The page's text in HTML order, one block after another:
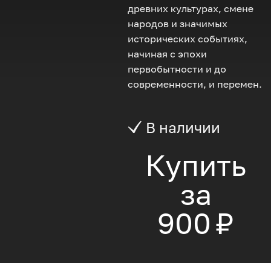
древних культурах, смене
народов и значимых
исторических событиях,
начиная с эпохи
первобытности и до
современности, и перемен.
В наличии
Купить
за
900 ₽